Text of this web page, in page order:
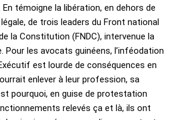
En témoigne la libération, en dehors de
de trois leaders du Front national
la Constitution (FNDC), intervenue la
Pour les avocats guinéens, l’inféodation
est lourde de conséquences en
enlever à leur profession, sa
pourquoi, en guise de protestation
relevés ça et là, ils ont